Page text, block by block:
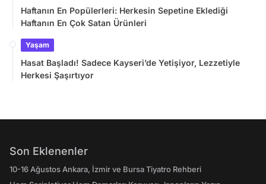
Haftanın En Popülerleri: Herkesin Sepetine Eklediği
Haftanın En Çok Satan Ürünleri
Yaşam
Hasat Başladı! Sadece Kayseri’de Yetişiyor, Lezzetiyle
Herkesi Şaşırtıyor
Son Eklenenler
10-16 Ağustos Ankara, İzmir ve Bursa Tiyatro Rehberi